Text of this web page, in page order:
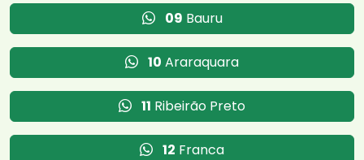
09 Bauru
10 Araraquara
11 Ribeirão Preto
12 Franca